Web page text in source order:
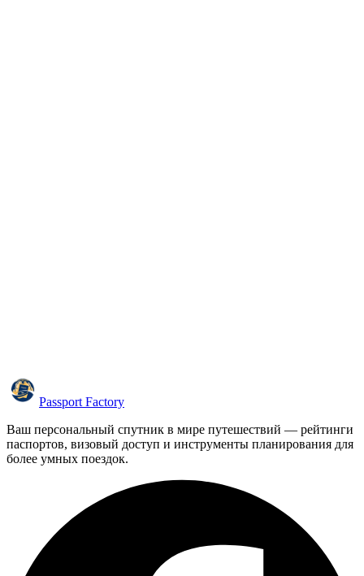
Passport Factory
Ваш персональный спутник в мире путешествий — рейтинги
паспортов, визовый доступ и инструменты планирования для
более умных поездок.